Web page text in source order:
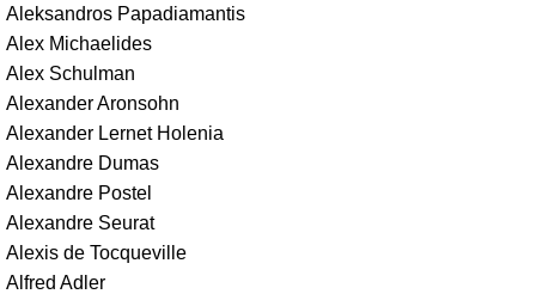
Aleksandros Papadiamantis
Alex Michaelides
Alex Schulman
Alexander Aronsohn
Alexander Lernet Holenia
Alexandre Dumas
Alexandre Postel
Alexandre Seurat
Alexis de Tocqueville
Alfred Adler